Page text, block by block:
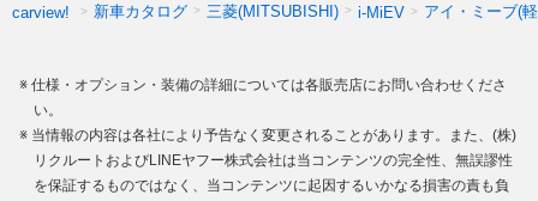
carview! 新車カタログ 三菱(MITSUBISHI) i-MiEV アイ・ミーブ(
仕様・オプション・装備の詳細については各販売店にお問い合わせくださ
い。
当情報の内容は各社により予告なく変更されることがあります。また、(株)
リクルートおよびLINEヤフー株式会社は当コンテンツの完全性、無誤謬性
を保証するものではなく、当コンテンツに起因するいかなる損害の責も負